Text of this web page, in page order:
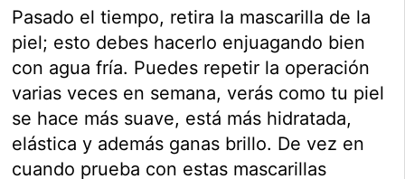
Pasado el tiempo, retira la mascarilla de la
piel; esto debes hacerlo enjuagando bien
con agua fría. Puedes repetir la operación
varias veces en semana, verás como tu piel
se hace más suave, está más hidratada,
elástica y además ganas brillo. De vez en
cuando prueba con estas mascarillas